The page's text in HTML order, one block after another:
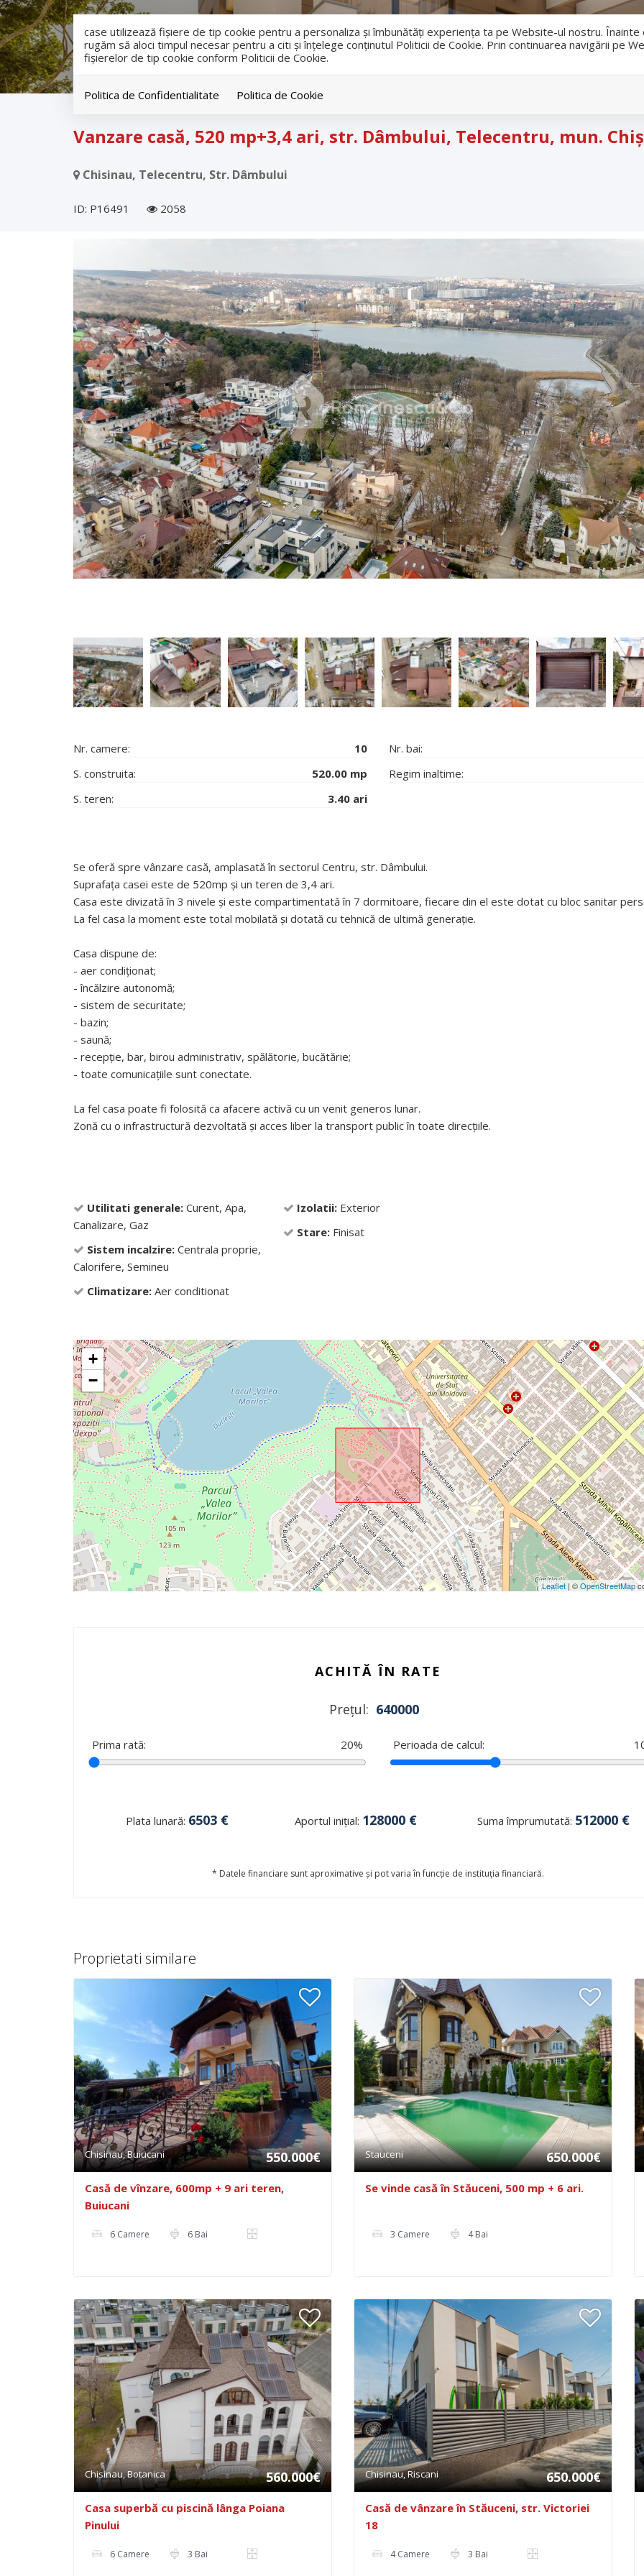
case utilizează fişiere de tip cookie pentru a personaliza și îmbunătăți experiența ta pe Website-ul nostru.
rugăm să aloci timpul necesar pentru a citi și înțelege conținutul Politicii de Cookie. Prin continuarea navigării pe
fişierelor de tip cookie conform Politicii de Cookie.
Politica de Confidentialitate Politica de Cookie
Vanzare casă, 520 mp+3,4 ari, str. Dâmbului, Telecentru, mun.
Chisinau, Telecentru, Str. Dâmbului
ID: P16491 2058
Nr. camere:
10
S. construita:
520.00 mp
S. teren:
3.40 ari
Nr. bai:
Regim inaltime:
Se oferă spre vânzare casă, amplasată în sectorul Centru, str. Dâmbului.
Suprafața casei este de 520mp și un teren de 3,4 ari.
Casa este divizată în 3 nivele și este compartimentată în 7 dormitoare, fiecare din el este dotat cu bloc sanitar
La fel casa la moment este total mobilată și dotată cu tehnică de ultimă generație.
Casa dispune de:
- aer condiționat;
- încălzire autonomă;
- sistem de securitate;
- bazin;
- saună;
- recepție, bar, birou administrativ, spălătorie, bucătărie;
- toate comunicațiile sunt conectate.
La fel casa poate fi folosită ca afacere activă cu un venit generos lunar.
Zonă cu o infrastructură dezvoltată și acces liber la transport public în toate direcțiile.
Utilitati generale: Curent, Apa,
Canalizare, Gaz
Sistem incalzire: Centrala proprie,
Calorifere, Semineu
Climatizare: Aer conditionat
Izolatii: Exterior
Stare: Finisat
+
−
Leaflet| ©OpenStreetMap
ACHITĂ ÎN RATE
Prețul: 640000
Prima rată: 20% Perioada de calcul:
Plata lunară: 6503 € Aportul inițial: 128000€ Suma împrumutată: 512000 €
* Datele financiare sunt aproximative și pot varia în funcție de instituția financiară.
Proprietati similare
Chisinau, Buiucani 550.000€
Casă de vînzare, 600mp + 9 ari teren,
Buiucani
6 Camere 6 Bai
Stauceni 650.000€
Se vinde casă în Stăuceni, 500 mp + 6 ari.
3 Camere 4 Bai
Chisinau, Botanica 560.000€
Casa superbă cu piscină lânga Poiana
Pinului
6 Camere 3 Bai
Chisinau, Riscani 650.000€
Casă de vânzare în Stăuceni, str. Victoriei
18
4 Camere 3 Bai